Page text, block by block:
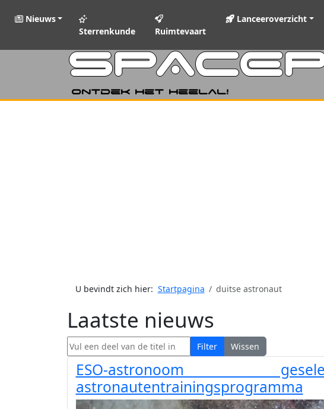
Nieuws
Sterrenkunde
Ruimtevaart
Lanceeroverzicht
Ontdek het heelal!
U bevindt zich hier: Startpagina duitse astronaut
Laatste nieuws
Vul een deel van de titel in Filter Wissen
ESO-astronoom
astronautentrainingsprogramma